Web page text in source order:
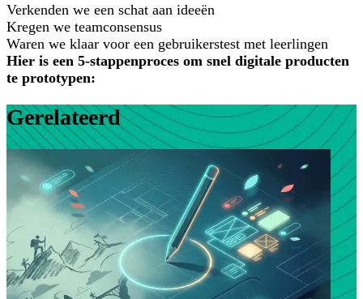
Verkenden we een schat aan ideeën
Kregen we teamconsensus
Waren we klaar voor een gebruikerstest met leerlingen
Hier is een 5-stappenproces om snel digitale producten
te prototypen:
Gerelateerd